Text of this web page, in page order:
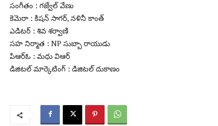
సంగీతం : గజ్వేల్ వేణు
కెమెరా : కిషన్ సాగర్, నళినీ కాంత్
ఎడిటర్ : శివ శర్వాణి
సహ నిర్మాత : NP సుబ్బా రాయుడు
పిఆర్ఓ : మధు విఆర్
డిజిటల్ మార్కెటింగ్ : డిజిటల్ దుకాణం